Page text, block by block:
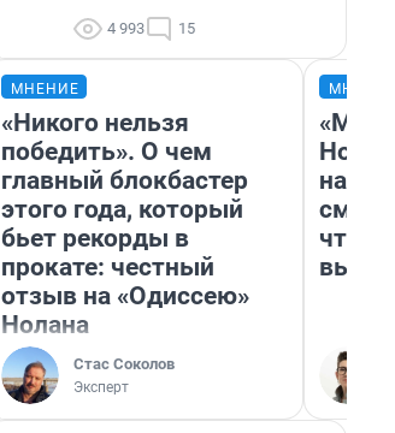
4 993 15
МНЕНИЕ
«Никого нельзя
победить». О чем
главный блокбастер
этого года, который
бьет рекорды в
прокате: честный
отзыв на «Одиссею»
Нолана
Стас Соколов
Эксперт
«Мы